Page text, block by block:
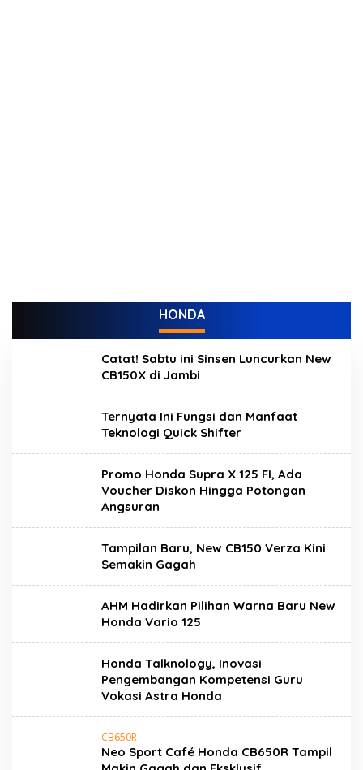
HONDA
Catat! Sabtu ini Sinsen Luncurkan New
CB150X di Jambi
Ternyata Ini Fungsi dan Manfaat
Teknologi Quick Shifter
Promo Honda Supra X 125 FI, Ada
Voucher Diskon Hingga Potongan
Angsuran
Tampilan Baru, New CB150 Verza Kini
Semakin Gagah
AHM Hadirkan Pilihan Warna Baru New
Honda Vario 125
Honda Talknology, Inovasi
Pengembangan Kompetensi Guru
Vokasi Astra Honda
CB650R
Neo Sport Café Honda CB650R Tampil